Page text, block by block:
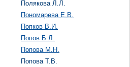
Полякова Л.Л.
Пономарева Е.В.
Попков В.И.
Попов Б.Л.
Попова М.Н.
Попова Т.В.